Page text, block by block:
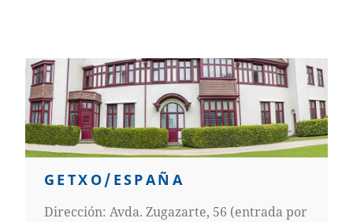
GETXO/ESPAÑA
Dirección: Avda. Zugazarte, 56 (entrada por